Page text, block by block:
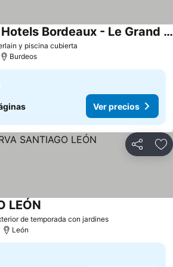
y piscina cubierta
Intercontinental Hotels Bordeaux - Le Grand Hotel By Ihg
Burdeos
Ver precios
Compartir
de temporada con jardinesVer precios
LEÓN
León